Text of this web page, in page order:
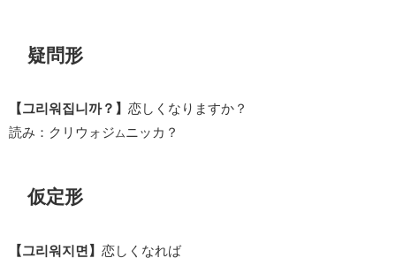
疑問形
【그리워집니까？】 恋しくなりますか？
読み：クリウォジ ムニッカ？
仮定形
【그리워지면】 恋しくなれば